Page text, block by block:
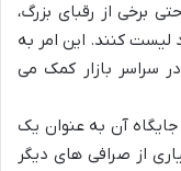
برخی از رقبای بزرگ،
لیست کنند. این امر به
سراسر بازار کمک می
آن به عنوان یک
از صرافی های دیگر